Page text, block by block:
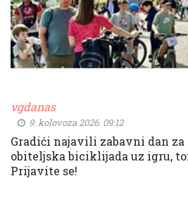
vgdanas
9. kolovoza 2026. 09:12
Gradići najavili zabavni dan za
obiteljska biciklijada uz igru,
Prijavite se!